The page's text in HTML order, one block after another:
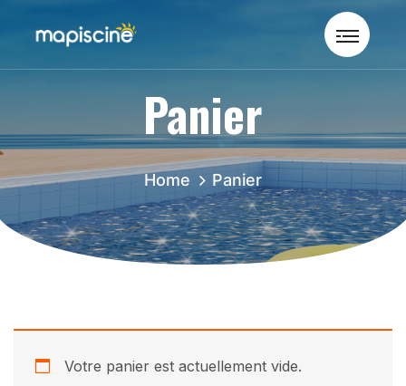
Panier
Home Panier
Votre panier est actuellement vide.